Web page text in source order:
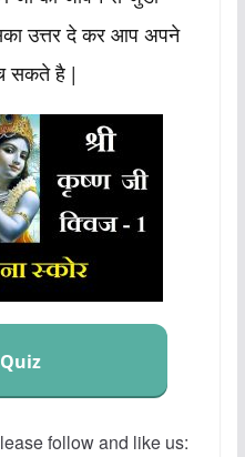
उत्तर दे कर आप अपने
सकते है |
follow and like us: